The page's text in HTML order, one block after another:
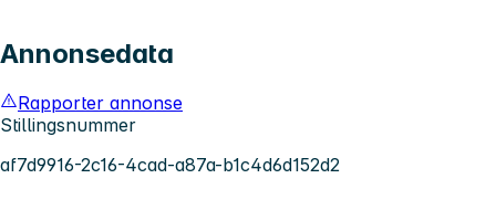
Annonsedata
Rapporter annonse
Stillingsnummer
af7d9916-2c16-4cad-a87a-b1c4d6d152d2